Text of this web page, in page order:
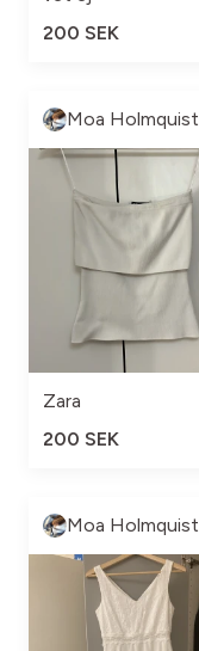
200 SEK
Moa Holmquist
Zara
200 SEK
Moa Holmquist